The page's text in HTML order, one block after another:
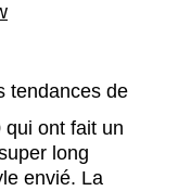
tendances de
qui ont fait un
long
envié. La